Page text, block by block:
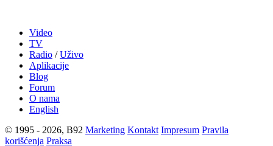
Video
TV
Radio /Uživo
Aplikacije
Blog
Forum
O nama
English
© 1995 - 2026, B92 Marketing Kontakt Impresum Pravila
korišćenja Praksa